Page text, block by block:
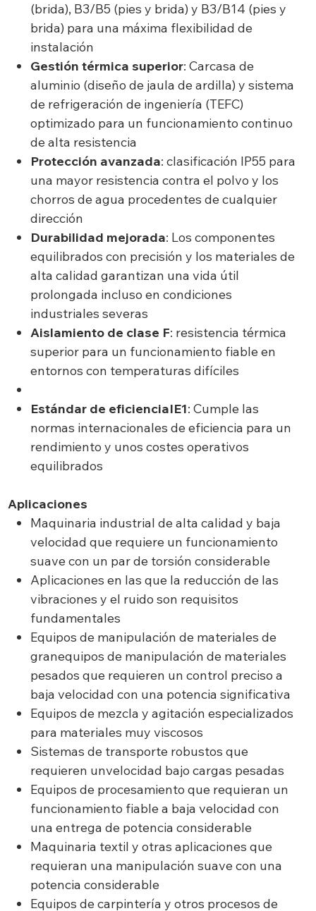
(brida), B3/B5 (pies y brida) y B3/B14 (pies y
brida) para una máxima flexibilidad de
instalación
Gestión térmica superior: Carcasa de
aluminio (diseño de jaula de ardilla) y sistema
de refrigeración de ingeniería (TEFC)
optimizado para un funcionamiento continuo
de alta resistencia
Protección avanzada: clasificación IP55 para
una mayor resistencia contra el polvo y los
chorros de agua procedentes de cualquier
dirección
Durabilidad mejorada: Los componentes
equilibrados con precisión y los materiales de
alta calidad garantizan una vida útil
prolongada incluso en condiciones
industriales severas
Aislamiento de clase F: resistencia térmica
superior para un funcionamiento fiable en
entornos con temperaturas difíciles
Estándar de eficienciaIE1: Cumple las
normas internacionales de eficiencia para un
rendimiento y unos costes operativos
equilibrados
Aplicaciones
Maquinaria industrial de alta calidad y baja
velocidad que requiere un funcionamiento
suave con un par de torsión considerable
Aplicaciones en las que la reducción de las
vibraciones y el ruido son requisitos
fundamentales
Equipos de manipulación de materiales de
granequipos de manipulación de materiales
pesados que requieren un control preciso a
baja velocidad con una potencia significativa
Equipos de mezcla y agitación especializados
para materiales muy viscosos
Sistemas de transporte robustos que
requieren unvelocidad bajo cargas pesadas
Equipos de procesamiento que requieran un
funcionamiento fiable a baja velocidad con
una entrega de potencia considerable
Maquinaria textil y otras aplicaciones que
requieran una manipulación suave con una
potencia considerable
Equipos de carpintería y otros procesos de